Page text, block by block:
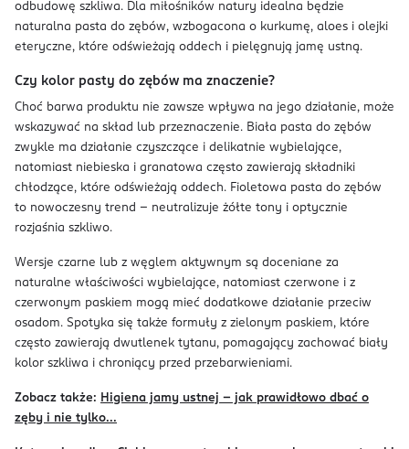
odbudowę szkliwa. Dla miłośników natury idealna będzie
naturalna pasta do zębów, wzbogacona o kurkumę, aloes i olejki
eteryczne, które odświeżają oddech i pielęgnują jamę ustną.
Czy kolor pasty do zębów ma znaczenie?
Choć barwa produktu nie zawsze wpływa na jego działanie, może
wskazywać na skład lub przeznaczenie. Biała pasta do zębów
zwykle ma działanie czyszczące i delikatnie wybielające,
natomiast niebieska i granatowa często zawierają składniki
chłodzące, które odświeżają oddech. Fioletowa pasta do zębów
to nowoczesny trend – neutralizuje żółte tony i optycznie
rozjaśnia szkliwo.
Wersje czarne lub z węglem aktywnym są doceniane za
naturalne właściwości wybielające, natomiast czerwone i z
czerwonym paskiem mogą mieć dodatkowe działanie przeciw
osadom. Spotyka się także formuły z zielonym paskiem, które
często zawierają dwutlenek tytanu, pomagający zachować biały
kolor szkliwa i chroniący przed przebarwieniami.
Zobacz także: Higiena jamy ustnej – jak prawidłowo dbać o
zęby i nie tylko...